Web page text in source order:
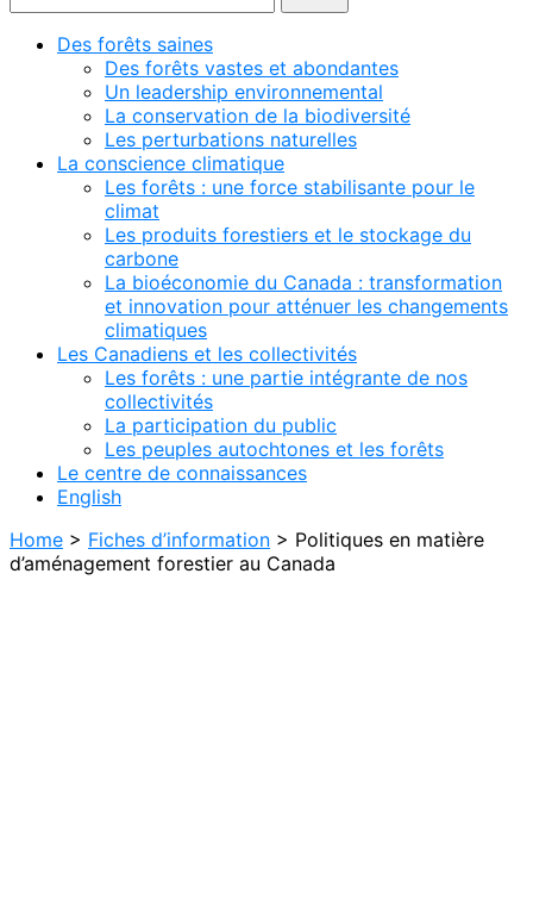
Des forêts saines
Des forêts vastes et abondantes
Un leadership environnemental
La conservation de la biodiversité
Les perturbations naturelles
La conscience climatique
Les forêts : une force stabilisante pour le
climat
Les produits forestiers et le stockage du
carbone
La bioéconomie du Canada : transformation
et innovation pour atténuer les changements
climatiques
Les Canadiens et les collectivités
Les forêts : une partie intégrante de nos
collectivités
La participation du public
Les peuples autochtones et les forêts
Le centre de connaissances
English
Home > Fiches d’information > Politiques en matière
d’aménagement forestier au Canada